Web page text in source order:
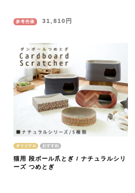
参考売価 31,810円
オリジナル
猫用 段ボール爪とぎ / ナチュラルシリ
ーズ つめとぎ